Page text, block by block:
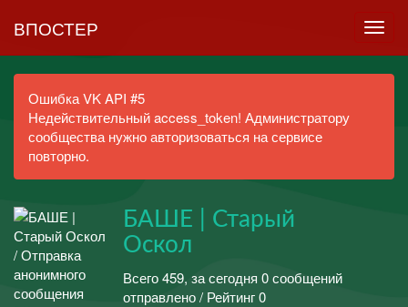
ВПОСТЕР
Ошибка VK API #5
Недействительный access_token! Администратору
сообщества нужно авторизоваться на сервисе
повторно.
БАШЕ | Старый
Оскол
Всего 459, за сегодня 0 сообщений
отправлено / Рейтинг 0